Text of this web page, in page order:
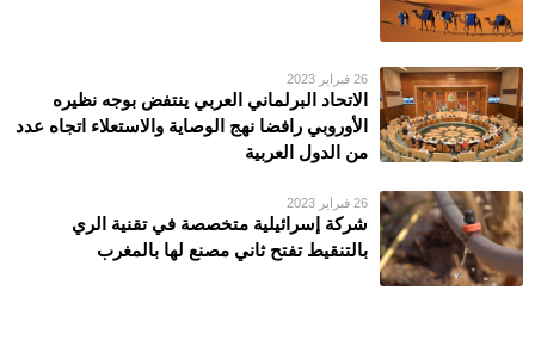
26 فبراير 2023
الاتحاد البرلماني العربي ينتفض بوجه نظيره
الأوروبي رافضا نهج الوصاية والاستعلاء اتجاه عدد
من الدول العربية
26 فبراير 2023
شركة إسرائيلية متخصصة في تقنية الري
بالتنقيط تفتح ثاني مصنع لها بالمغرب